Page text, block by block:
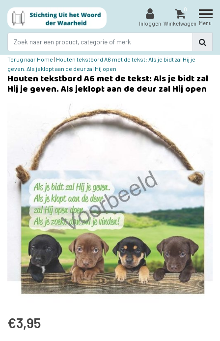
Inloggen
0
Winkelwagen Menu
Terug naar Home | Houten tekstbord A6 met de tekst: Als je bidt zal Hij je
geven. Als jeklopt aan de deur zal Hij open
Houten tekstbord A6 met de tekst: Als je bidt zal
Hij je geven. Als jeklopt aan de deur zal Hij open
€3,95